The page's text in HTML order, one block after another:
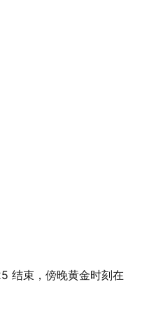
结束，傍晚黄金时刻在